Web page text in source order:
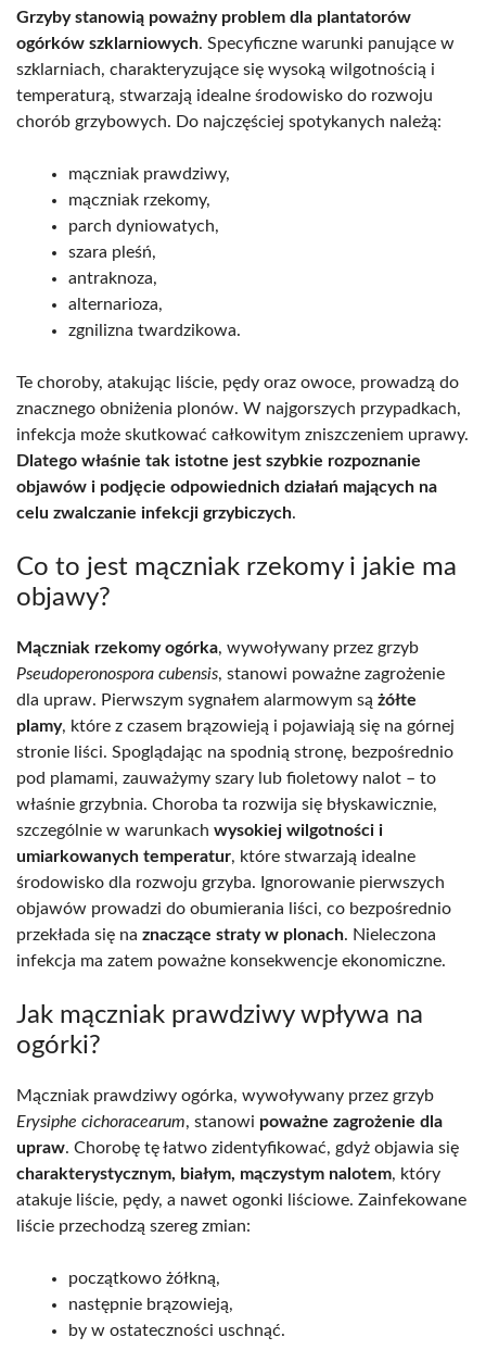
Grzyby stanowią poważny problem dla plantatorów
ogórków szklarniowych. Specyficzne warunki panujące w
szklarniach, charakteryzujące się wysoką wilgotnością i
temperaturą, stwarzają idealne środowisko do rozwoju
chorób grzybowych. Do najczęściej spotykanych należą:
mączniak prawdziwy,
mączniak rzekomy,
parch dyniowatych,
szara pleśń,
antraknoza,
alternarioza,
zgnilizna twardzikowa.
Te choroby, atakując liście, pędy oraz owoce, prowadzą do
znacznego obniżenia plonów. W najgorszych przypadkach,
infekcja może skutkować całkowitym zniszczeniem uprawy.
Dlatego właśnie tak istotne jest szybkie rozpoznanie
objawów i podjęcie odpowiednich działań mających na
celu zwalczanie infekcji grzybiczych.
Co to jest mączniak rzekomy i jakie ma
objawy?
Mączniak rzekomy ogórka, wywoływany przez grzyb
Pseudoperonospora cubensis, stanowi poważne zagrożenie
dla upraw. Pierwszym sygnałem alarmowym są żółte
plamy, które z czasem brązowieją i pojawiają się na górnej
stronie liści. Spoglądając na spodnią stronę, bezpośrednio
pod plamami, zauważymy szary lub fioletowy nalot – to
właśnie grzybnia. Choroba ta rozwija się błyskawicznie,
szczególnie w warunkach wysokiej wilgotności i
umiarkowanych temperatur, które stwarzają idealne
środowisko dla rozwoju grzyba. Ignorowanie pierwszych
objawów prowadzi do obumierania liści, co bezpośrednio
przekłada się na znaczące straty w plonach. Nieleczona
infekcja ma zatem poważne konsekwencje ekonomiczne.
Jak mączniak prawdziwy wpływa na
ogórki?
Mączniak prawdziwy ogórka, wywoływany przez grzyb
Erysiphe cichoracearum, stanowi poważne zagrożenie dla
upraw. Chorobę tę łatwo zidentyfikować, gdyż objawia się
charakterystycznym, białym, mączystym nalotem, który
atakuje liście, pędy, a nawet ogonki liściowe. Zainfekowane
liście przechodzą szereg zmian:
początkowo żółkną,
następnie brązowieją,
by w ostateczności uschnąć.